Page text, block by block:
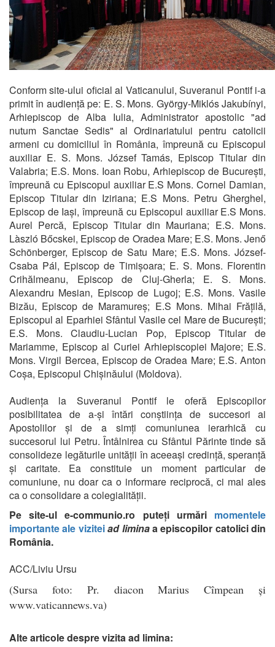
Conform site-ului oficial al Vaticanului, Suveranul Pontif i-a
primit în audiență pe: E. S. Mons. György-Miklós Jakubínyi,
Arhiepiscop de Alba Iulia, Administrator apostolic "ad
nutum Sanctae Sedis" al Ordinariatului pentru catolicii
armeni cu domiciliul în România, împreună cu Episcopul
auxiliar E. S. Mons. József Tamás, Episcop Titular din
Valabria; E.S. Mons. Ioan Robu, Arhiepiscop de București,
împreună cu Episcopul auxiliar E.S Mons. Cornel Damian,
Episcop Titular din Iziriana; E.S Mons. Petru Gherghel,
Episcop de Iași, împreună cu Episcopul auxiliar E.S Mons.
Aurel Percă, Episcop Titular din Mauriana; E.S. Mons.
Làszló Bőcskei, Episcop de Oradea Mare; E.S. Mons. Jenő
Schönberger, Episcop de Satu Mare; E.S. Mons. József-
Csaba Pál, Episcop de Timișoara; E. S. Mons. Florentin
Crihălmeanu, Episcop de Cluj-Gherla; E. S. Mons.
Alexandru Mesian, Episcop de Lugoj; E.S. Mons. Vasile
Bizău, Episcop de Maramureș; E.S Mons. Mihai Frățilă,
Episcopul al Eparhiei Sfântul Vasile cel Mare de București;
E.S. Mons. Claudiu-Lucian Pop, Episcop Titular de
Mariamme, Episcop al Curiei Arhiepiscopiei Majore; E.S.
Mons. Virgil Bercea, Episcop de Oradea Mare; E.S. Anton
Coșa, Episcopul Chișinăului (Moldova).
Audiența la Suveranul Pontif le oferă Episcopilor
posibilitatea de a-și întări conștiința de succesori ai
Apostolilor și de a simți comuniunea ierarhică cu
succesorul lui Petru. Întâlnirea cu Sfântul Părinte tinde să
consolideze legăturile unității în aceeași credință, speranță
și caritate. Ea constituie un moment particular de
comuniune, nu doar ca o informare reciprocă, ci mai ales
ca o consolidare a colegialității.
Pe site-ul e-communio.ro puteți urmări momentele
importante ale viziteiad liminaa episcopilor catolici din
România.
ACC/Liviu Ursu
(Sursa foto: Pr. diacon Marius Cîmpean și
www.vaticannews.va)
Alte articole despre vizita ad limina: